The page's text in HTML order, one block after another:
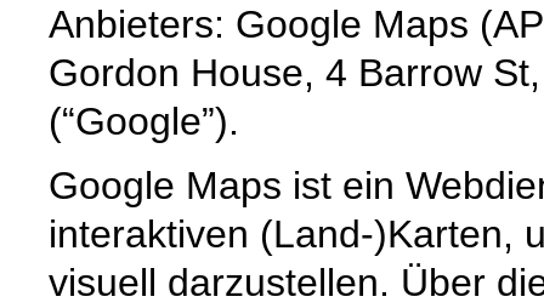
Anbieters: Google Maps
Gordon House, 4 Barrow
(“Google”).
Google Maps ist ein
interaktiven (Land-)Karten,
visuell darzustellen. Über